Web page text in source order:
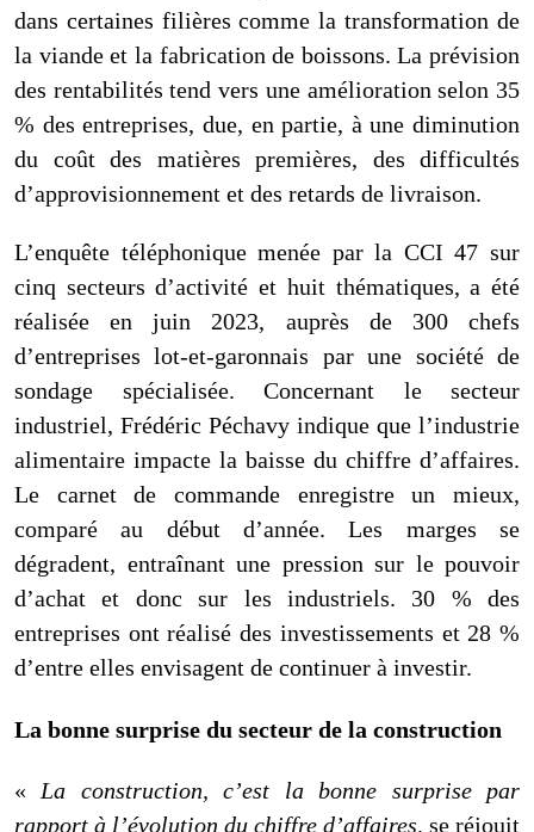
dans certaines filières comme la transformation de
la viande et la fabrication de boissons. La prévision
des rentabilités tend vers une amélioration selon 35
% des entreprises, due, en partie, à une diminution
du coût des matières premières, des difficultés
d’approvisionnement et des retards de livraison.
L’enquête téléphonique menée par la CCI 47 sur
cinq secteurs d’activité et huit thématiques, a été
réalisée en juin 2023, auprès de 300 chefs
d’entreprises lot-et-garonnais par une société de
sondage spécialisée. Concernant le secteur
industriel, Frédéric Péchavy indique que l’industrie
alimentaire impacte la baisse du chiffre d’affaires.
Le carnet de commande enregistre un mieux,
comparé au début d’année. Les marges se
dégradent, entraînant une pression sur le pouvoir
d’achat et donc sur les industriels. 30 % des
entreprises ont réalisé des investissements et 28 %
d’entre elles envisagent de continuer à investir.
La bonne surprise du secteur de la construction
« La construction, c’est la bonne surprise par
rapport à l’évolution du chiffre d’affaires, se réjouit